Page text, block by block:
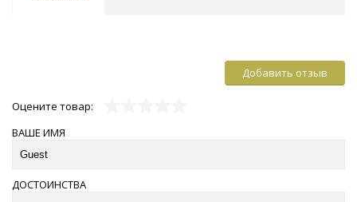
Добавить отзыв
Оцените товар:
ВАШЕ ИМЯ
ДОСТОИНСТВА